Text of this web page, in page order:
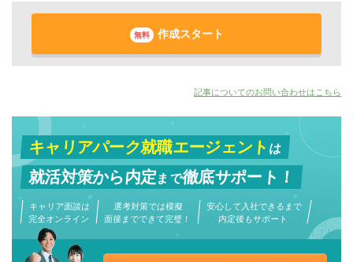
無料 作成スタート
記事についてのお問い合わせはこちら
キャリアパーク就職エージェントは
就活対策から内定まで徹底サポート！
キャリア面談は
完全オンライン
選考対策では模擬
面接までできて完璧！
安心して入社できるまで
内定後もサポート